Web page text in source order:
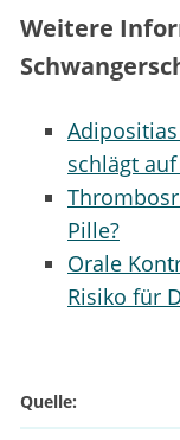
Weitere
schlägt
Pille?
Orale
Risiko für
Quelle: